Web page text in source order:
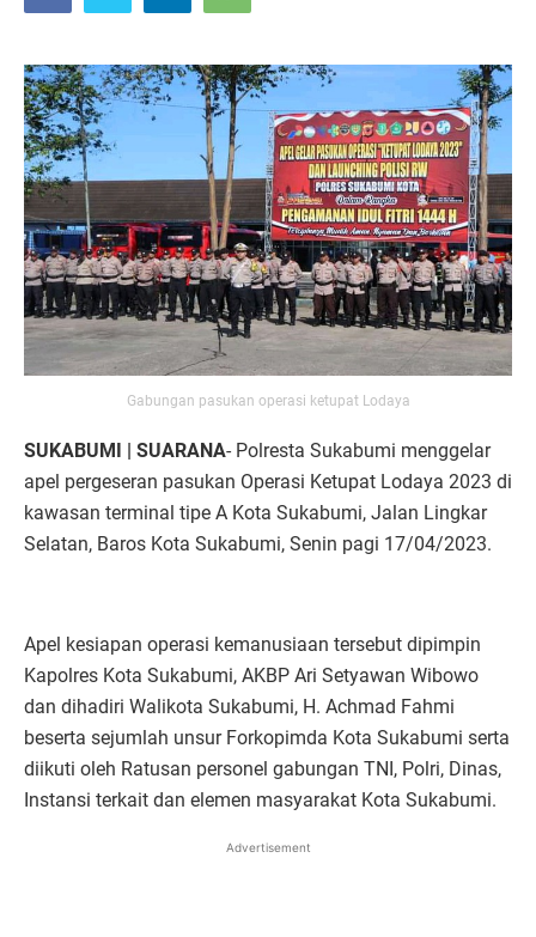
Gabungan pasukan operasi ketupat Lodaya
SUKABUMI | SUARANA- Polresta Sukabumi menggelar
apel pergeseran pasukan Operasi Ketupat Lodaya 2023 di
kawasan terminal tipe A Kota Sukabumi, Jalan Lingkar
Selatan, Baros Kota Sukabumi, Senin pagi 17/04/2023.
Apel kesiapan operasi kemanusiaan tersebut dipimpin
Kapolres Kota Sukabumi, AKBP Ari Setyawan Wibowo
dan dihadiri Walikota Sukabumi, H. Achmad Fahmi
beserta sejumlah unsur Forkopimda Kota Sukabumi serta
diikuti oleh Ratusan personel gabungan TNI, Polri, Dinas,
Instansi terkait dan elemen masyarakat Kota Sukabumi.
Advertisement